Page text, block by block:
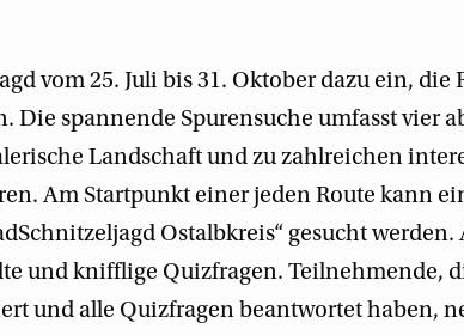
vom 25. Juli bis 31. Oktober dazu ein, die
Die spannende Spurensuche umfasst vier
Landschaft und zu zahlreichen
Am Startpunkt einer jeden Route kann
Ostalbkreis“ gesucht
und knifflige Quizfragen. Teilnehmende,
und alle Quizfragen beantwortet haben,